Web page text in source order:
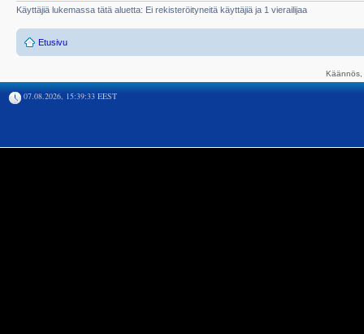
Käyttäjiä lukemassa tätä aluetta: Ei rekisteröityneitä käyttäjiä ja 1 vierailijaa
Etusivu
07.08.2026, 15:39:33 EEST